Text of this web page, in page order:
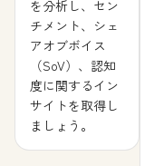
を分析し、セン
チメント、シェ
アオブボイス
（SoV）、認知
度に関するイン
サイトを取得し
ましょう。